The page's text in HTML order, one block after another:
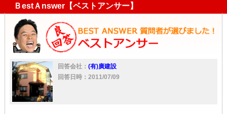
ＢestＡnswer【ベストアンサー】
回答会社： (有)廣建設
回答日時：2011/07/09